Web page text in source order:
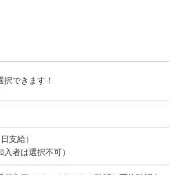
できます！
支給）
者は選択不可）